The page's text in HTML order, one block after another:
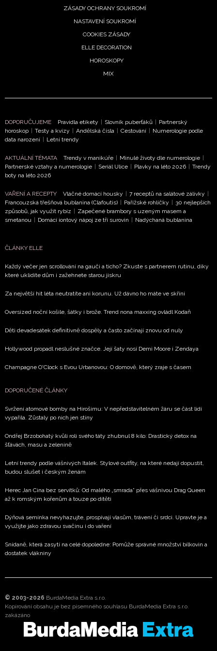
ZÁSADY OCHRANY SOUKROMÍ
NASTAVENÍ SOUKROMÍ
COOKIES ZÁSADY
ELLE DECORATION
HOROSKOPY
MIX
DOPORUČUJEME Pravidla etikety Slovník puberťáků
Partnerský
horoskop
Testy a kvízy Andělská čísla Cestování
Numerologie podle
data narození
Letní trendy
AKTUÁLNÍ TÉMATA Trendy v manikúře Minulé životy dle numerologie
Partnerské vztahy a numerologie
Seriál Ulice Plavky na léto 2026
Trendy
boty na léto 2026
VAŘENÍ A RECEPTY Vláčné domácí housky 7 receptů na salátové zálivky
Francouzská třešňová bublanina (Clafoutis)
Pařížské rohlíčky
30 nejlepších
způsobů, jak využít rybíz
Zapečené brambory s uzeným masem a
smetanou
Domácí iontový nápoj ze tří surovin Nadýchaná bublanina
ČLÁNKY ELLE
Každý večer jen scrollování na gauči a ticho? Zkuste s partnerem rutinu, díky
které uklidíte dům i zažehnete starou jiskru
Za největší hit léta neutratíte ani korunu. Už dávno ho máte ve skříni
Oversized noční košile, šátky i brože. Trend nona maxxing ovládl Kodaň
Děti devadesátek definitivně dospěly a často začínají znovu od nuly
Hollywood propadl neslušné značce. Její šaty nosí Demi Moore i Zendaya
Champagne O'Clock s Evou Urbanovou: O domově, který zraje s časem
DOPORUČENÉ ČLÁNKY
Svržení atomové bomby na Hirošimu: V nepředstavitelném žáru se část lidí
vypařila. Zůstaly po nich jen stíny
Ondřej Brzobohatý kvůli roli svého táty zhubnul 8 kilo: Drastický detox na
šťávách, masu a zelenině
Letní trendy podle vášnivých Italek. Stylové outfity, na které nedají dopustit,
budou slušet i českým ženám
Herec Jan Cina bez servítků: Od malého „smrada” přes vášnivou Drag Queen
až k romským kořenům a touze po dítěti
Dýňová semínka nevyhazujte, prospívají vlasům, trávení či srdci. Upravte je a
využijte jako zdravou svačinu i do vaření
Snídaně, která zasytí na celé dopoledne: Pomůže správné množství bílkovin a
dostatek vlákniny
© 2003-2026 BurdaMedia Extra s.r.o.
Kopírování obsahu je bez písemného souhlasu BurdaMedia Extra s.r.o.
zakázáno